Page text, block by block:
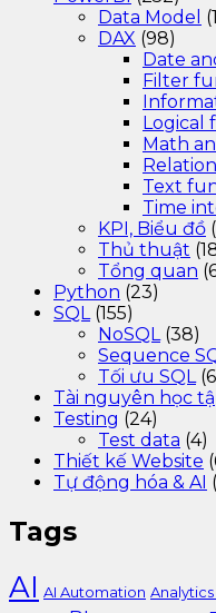
Data Model
DAX (98)
Date
Filter
Logical
Math
Text
Time
KPI, Biểu đồ
Thủ thuật
Tổng quan
Python (23)
SQL(155)
NoSQL(38)
Sequence
Tối ưu SQL
Tài nguyên học
Testing (24)
Test data (4)
Thiết kế Website
Tự động hóa & AI
Tags
AI AI Automation